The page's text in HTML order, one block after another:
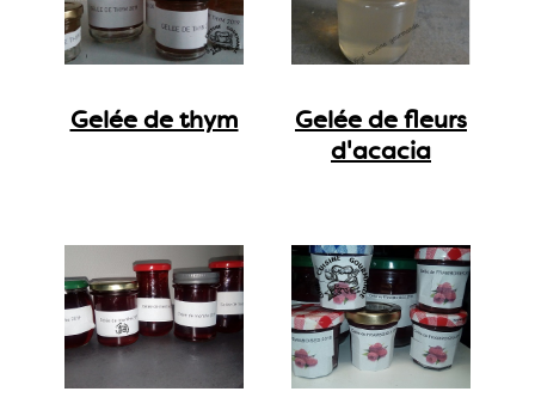
Gelée de thym
Gelée de fleurs
d'acacia